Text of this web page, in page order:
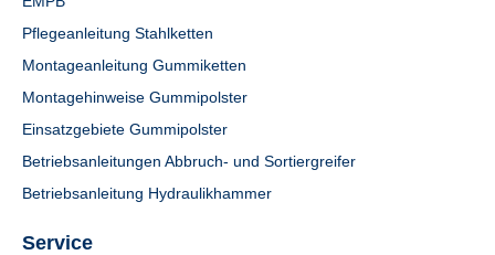
Pflegeanleitung Stahlketten
Montageanleitung Gummiketten
Montagehinweise Gummipolster
Einsatzgebiete Gummipolster
Betriebsanleitungen Abbruch- und Sortiergreifer
Betriebsanleitung Hydraulikhammer
Service